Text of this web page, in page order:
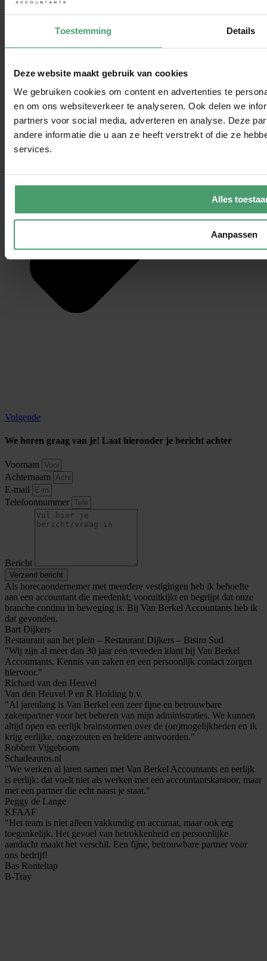
Toestemming Details
Deze website maakt gebruik van cookies
We gebruiken cookies om content en advertenties te
en om ons websiteverkeer te analyseren. Ook delen we
partners voor social media, adverteren en analyse. Deze
andere informatie die u aan ze heeft verstrekt of die ze
services.
Alles
Aanpassen
Volgende
We horen graag van je! Laat hieronder je bericht achter
Voornam
Achternaam
E-mail
Telefoonnummer
Bericht
Verzend bericht
Als horecaondernemer met meerdere vestigingen heb ik behoefte
aan een accountant die meedenkt, vooruitkijkt en begrijpt dat onze
branche continu in beweging is. Bij Van Berkel Accountants heb ik
dat gevonden.
Bart Dijkers
Restaurant aan het plein – Restaurant Dijkers – Bistro Sud
"Wij zijn al meer dan 30 jaar een tevreden klant bij Van Berkel
Accountants. Kennis van zaken en een persoonlijk contact zorgen
hiervoor."
Richard van den Heuvel
Van den Heuvel P en R Holding b.v.
"Al jarenlang is Van Berkel een zeer fijne en betrouwbare
zakenpartner voor het beheren van mijn administraties. We kunnen
altijd open en eerlijk brainstormen over de (on)mogelijkheden en ik
krijg eerlijke, ongezouten en heldere antwoorden."
Robbert Vijgeboom
Schadeautos.nl
"We werken al jaren samen met Van Berkel Accountants en eerlijk
is eerlijk: dat voelt niet als werken met een accountantskantoor, maar
met een partner die echt naast je staat."
Peggy de Lange
KFAAF
"Het team is niet alleen vakkundig en accuraat, maar ook erg
toegankelijk. Het gevoel van betrokkenheid en persoonlijke
aandacht maakt het verschil. Een fijne, betrouwbare partner voor
ons bedrijf!
Bas Ronteltap
B-Tray